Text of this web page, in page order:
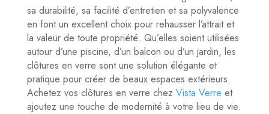
sa durabilité, sa facilité d’entretien et sa polyvalence
en font un excellent choix pour rehausser l’attrait et
la valeur de toute propriété. Qu’elles soient utilisées
autour d’une piscine, d’un balcon ou d’un jardin, les
clôtures en verre sont une solution élégante et
pratique pour créer de beaux espaces extérieurs.
Achetez vos clôtures en verre chez Vista Verre et
ajoutez une touche de modernité à votre lieu de vie.